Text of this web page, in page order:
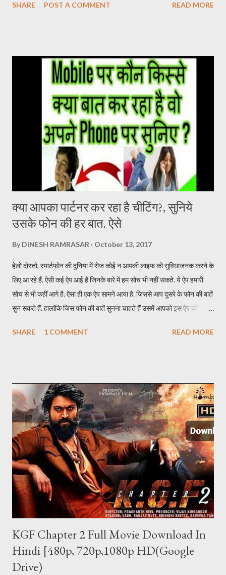
on 17 December. After watching this film, it seems that the
completely revolves around Pushpa Raj. In the character of
Pushpa Raj, Allu Arjun has not molded himself but has lived it. It
doesn’t feel like Allu Arjun is acting in the film. It seems that
Pushpa Raj has been living in the forest for years. He grew up
there. Devi Sri Prasad has given a brilliant background score in
the film. The one who breathes life into the film. At the same
time, Samantha Ruth Prabhu’s song U Antawa ...
SHARE POST A COMMENT READ MORE
क्या आपका पार्टनर कर रहा है चीटिंग?, सुनिये
उसके फोन की हर बात. ऐसे
By DINESH RAMRASAR October 13, 2017
हेलो दोस्तो, स्मार्टफोन की दुनिया में रोज कोई न आपकी लाइफ को सुविधाजनक करने के
लिए आ रहे हैं. ऐसी कई ऐप आई हैं जिनके बारे में हम सोच भी नहीं सकते. ये ऐप हमारी
सोच से भी कहीं आगे है. ऐसा ही एक ऐप सामने आया है. जिससे आप दूसरे के फोन की बातें
सुन सकते हैं. हालांकि जिस फोन की बातें सुनना चाहते हैं उसमें आपको इस ऐप को
की फोन की बाते सुन सकते हैं. इसके लिए आपकों उस फोन में ऐप इन्सटॉल करने के बाद
बातें आप आसानी से सुन पाएंगे. अगर फोन डिस्कनेक्ट हो जाता है तो आपको फिर उस
फोन पर SMS करना होगा. इस ऐप की खास बात ये है कि SMS जाने पर उस फोन में
रिंग नहीं जाती और दूसरे को पता नहीं चलता कि कॉल आया है. इस ऐप का फ्री और पेड
वर्जन दोनों उपलब्ध हैं. पेड वर्जन की प्राइस 122 रुपए है. जिसमे...
SHARE 1 COMMENT READ MORE
KGF Chapter 2 Full Movie Download In
Hindi [480p, 720p,1080p HD(Google
Drive)